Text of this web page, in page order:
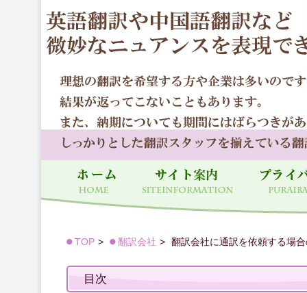
TOP 翻訳会社 翻訳会社に通訳を依頼する場
目次